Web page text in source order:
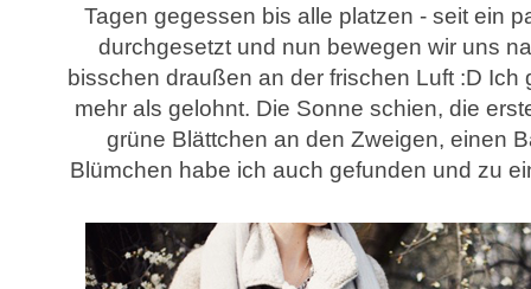
Tagen gegessen bis alle platzen - seit ein
durchgesetzt und nun bewegen wir uns
bisschen draußen an der frischen Luft :D
mehr als gelohnt. Die Sonne schien, die
grüne Blättchen an den Zweigen, einen
Blümchen habe ich auch gefunden und zu